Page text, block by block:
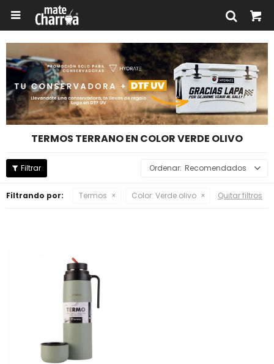

TERMOS TERRANO EN COLOR VERDE OLIVO
Recomendados
Filtrando por: Termos Color: Verde olivo Quitar filtros